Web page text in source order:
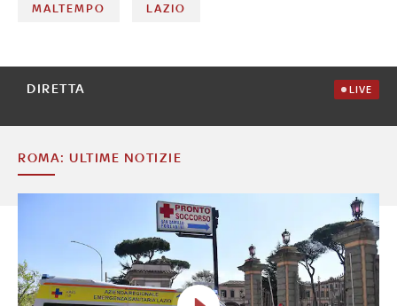
MALTEMPO LAZIO
DIRETTA LIVE
ROMA: ULTIME NOTIZIE